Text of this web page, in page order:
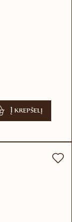
Į krepšelį